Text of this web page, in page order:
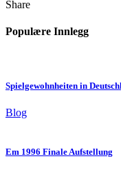
Share
Populære Innlegg
Spielgewohnheiten in
Blog
Em 1996 Finale Aufstellung